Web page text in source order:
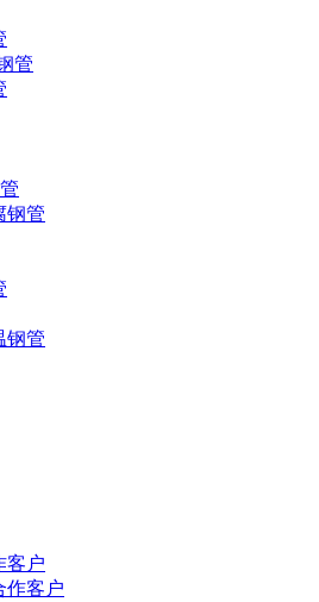
管
钢管
钢管
客户
作客户